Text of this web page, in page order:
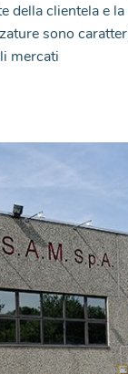
della clientela e
sono
mercati